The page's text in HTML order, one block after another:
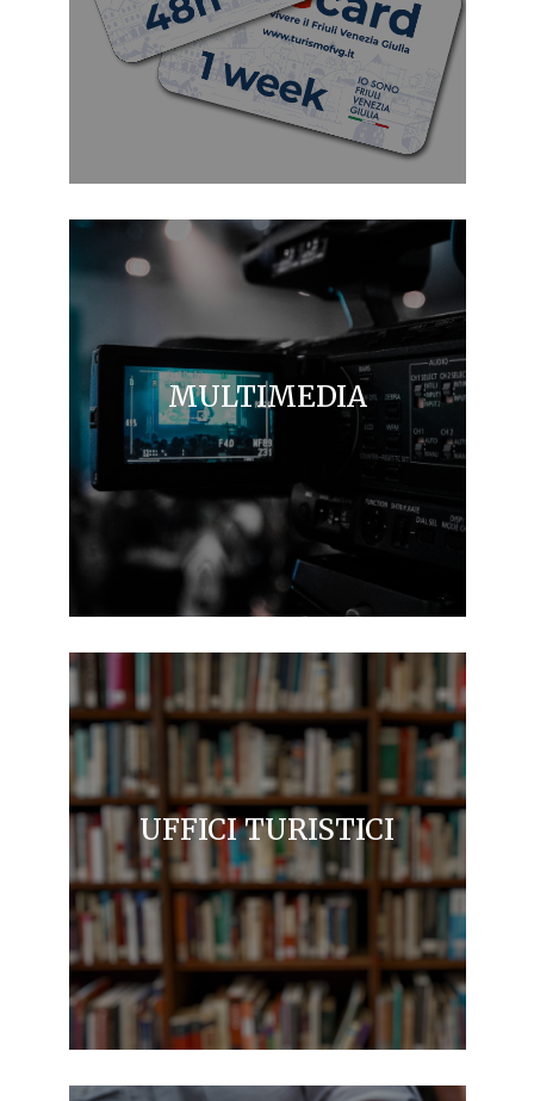
MULTIMEDIA
UFFICI TURISTICI